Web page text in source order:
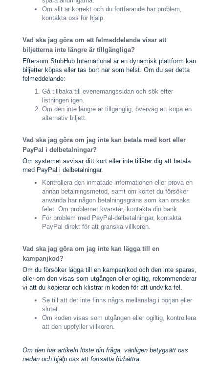
Om allt är korrekt och du fortfarande har problem,
kontakta oss för hjälp.
Vad ska jag göra om ett felmeddelande visar att
biljetterna inte längre är tillgängliga?
Eftersom StubHub International är en dynamisk plattform kan
biljetter köpas eller tas bort när som helst. Om du ser detta
felmeddelande:
Gå tillbaka till evenemangssidan och sök efter
listningen igen.
Om den inte längre är tillgänglig, överväg att köpa en
alternativ biljett.
Vad ska jag göra om jag inte kan betala med kort eller
PayPal i delbetalningar?
Om systemet avvisar ditt kort eller inte tillåter dig att betala
med PayPal i delbetalningar.
Kontrollera den inmatade informationen eller prova en
annan betalningsmetod, samt om kortet du försöker
använda har någon betalningsgräns som kan orsaka
felet. Om problemet kvarstår, kontakta din bank.
För problem med PayPal-delbetalningar, kontakta
PayPal direkt för att granska villkoren.
Vad ska jag göra om jag inte kan lägga till en
kampanjkod?
Om du försöker lägga till en kampanjkod och den inte sparas,
eller om den visas som utgången eller ogiltig, rekommenderar
vi att du kopierar och klistrar in koden för att undvika fel.
Se till att det inte finns några mellanslag i början eller
slutet.
Om koden visas som utgången eller ogiltig, kontrollera
att den uppfyller villkoren.
Om den här artikeln löste din fråga, vänligen betygsätt oss
nedan och hjälp oss att fortsätta förbättra.